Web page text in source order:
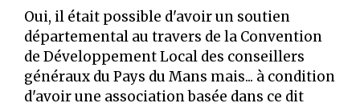
Oui, il était possible d'avoir un soutien
départemental au travers de la Convention
de Développement Local des conseillers
généraux du Pays du Mans mais... à condition
d'avoir une association basée dans ce dit